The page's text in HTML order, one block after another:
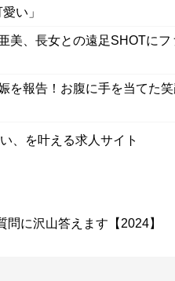
い」
美、長女との遠足SHOTに
を報告！お腹に手を当てた
、を叶える求人サイト
問に沢山答えます【2024】